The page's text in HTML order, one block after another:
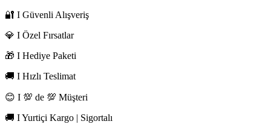
🔐 I Güvenli Alışveriş
💎 I Özel Fırsatlar
🎁 I Hediye Paketi
🚚 I Hızlı Teslimat
😊 I 💯 de 💯 Müşteri
🚚 I Yurtiçi Kargo | Sigortalı